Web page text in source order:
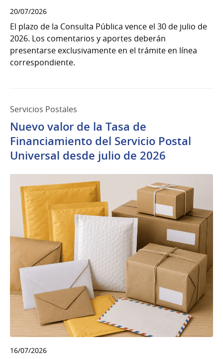
20/07/2026
El plazo de la Consulta Pública vence el 30 de julio de
2026. Los comentarios y aportes deberán
presentarse exclusivamente en el trámite en línea
correspondiente.
Servicios Postales
Nuevo valor de la Tasa de
Financiamiento del Servicio Postal
Universal desde julio de 2026
16/07/2026